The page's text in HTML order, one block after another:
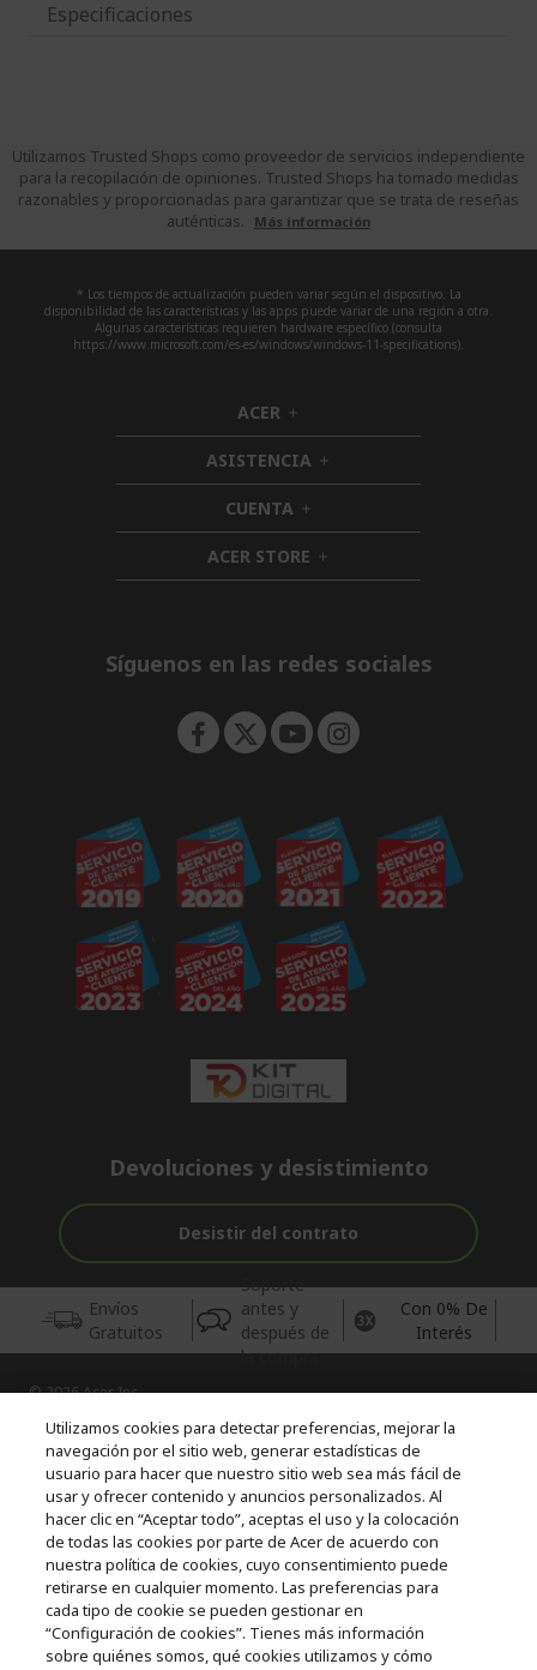
Especificaciones
Utilizamos Trusted Shops como proveedor de servicios independiente
para la recopilación de opiniones. Trusted Shops ha tomado medidas
razonables y proporcionadas para garantizar que se trata de reseñas
auténticas.
Más información
* Los tiempos de actualización pueden variar según el dispositivo. La
disponibilidad de las características y las apps puede variar de una región a otra.
Algunas características requieren hardware específico (consulta
https://www.microsoft.com/es-es/windows/windows-11-specifications).
ACER h
i
d
d
e
n
ASISTENCIA h
i
d
e
n
CUENTA h
i
d
d
ACER STORE h
i
e
Síguenos en las redes sociales
Devoluciones y desistimiento
Desistir del contrato
Envíos
Gratuitos
Soporte
antes y
después de
la compra
Con 0% De
Interés
© 2026 Acer Inc.
CPYou BV es el vendedor y distribuidor autorizado de los
productos y servicios ofrecidos en esta tienda.
Incluida la aportación para la gestión de RAEES, según RD.
110/2015, inscrita en el RII-AEE Nº 7573; de pilas y baterías, según
RD. 106/2008, inscrita en el RII-PYA Nº 2180. Adherida a los
sistemas integrales de gestión de ecopilas y ecoembes.
Utilizamos cookies para detectar preferencias, mejorar la
navegación por el sitio web, generar estadísticas de
usuario para hacer que nuestro sitio web sea más fácil de
usar y ofrecer contenido y anuncios personalizados. Al
hacer clic en “Aceptar todo”, aceptas el uso y la colocación
de todas las cookies por parte de Acer de acuerdo con
nuestra política de cookies, cuyo consentimiento puede
retirarse en cualquier momento. Las preferencias para
cada tipo de cookie se pueden gestionar en
“Configuración de cookies”. Tienes más información
sobre quiénes somos, qué cookies utilizamos y cómo